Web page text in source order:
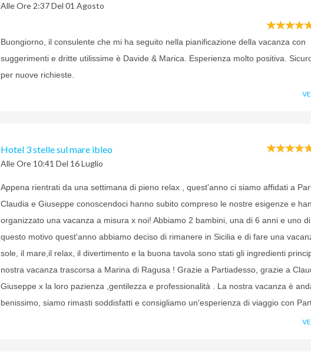
Alle Ore 2:37 Del 01 Agosto
Buongiorno, il consulente che mi ha seguito nella pianificazione della vacanza con
suggerimenti e dritte utilissime è Davide & Marica. Esperienza molto positiva.
per nuove richieste.
Hotel 3 stelle sul mare ibleo
Alle Ore 10:41 Del 16 Luglio
Appena rientrati da una settimana di pieno relax , quest'anno ci siamo affidati a
Claudia e Giuseppe conoscendoci hanno subito compreso le nostre esigenze e
organizzato una vacanza a misura x noi! Abbiamo 2 bambini, una di 6 anni e uno
questo motivo quest'anno abbiamo deciso di rimanere in Sicilia e di fare una
sole, il mare,il relax, il divertimento e la buona tavola sono stati gli ingredienti
nostra vacanza trascorsa a Marina di Ragusa ! Grazie a Partiadesso, grazie a
Giuseppe x la loro pazienza ,gentilezza e professionalità . La nostra vacanza è
benissimo, siamo rimasti soddisfatti e consigliamo un'esperienza di viaggio con